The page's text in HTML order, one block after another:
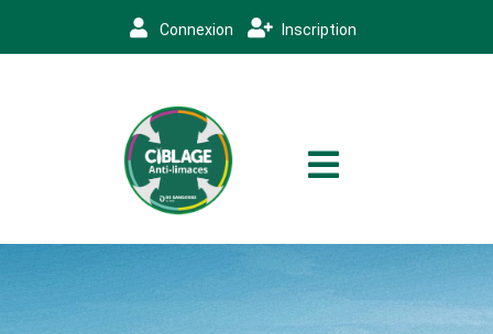
Connexion Inscription